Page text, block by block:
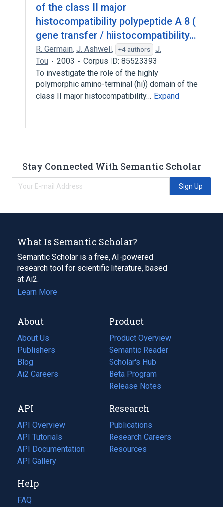
of the class II major
histocompatibility polypeptide A 8 (
gene transfer / hiistocompatibility…
R. Germain, J. Ashwell, +4 authors
J.
Tou
2003
Corpus ID: 85523393
To investigate the role of the highly
polymorphic amino-terminal (hi)) domain of the
class II major histocompatibility… Expand
Stay Connected With Semantic Scholar
Sign Up
What Is Semantic Scholar?
Semantic Scholar is a free, AI-powered
research tool for scientific literature, based
at Ai2.
Learn More
About
About Us
Publishers
Blog
(opens
in
tab)
Ai2 Careers
(opens
new
tab)
Product
Product Overview
Semantic Reader
Scholar's Hub
Beta Program
Release Notes
API
API Overview
API Tutorials
API Documentation
(opens
in
new
tab)
API Gallery
Research
Publications
(opens
in
a
Research Careers
(opens
in
Resources
(opens
Help
FAQ